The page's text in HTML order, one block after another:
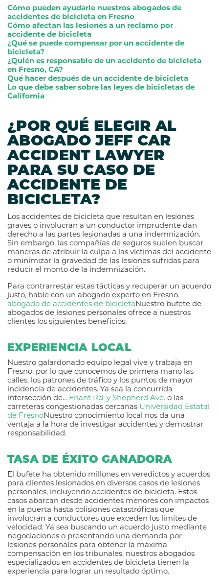
Cómo pueden ayudarle nuestros abogados de
accidentes de bicicleta en Fresno
Cómo afectan las lesiones a un reclamo por
accidente de bicicleta
¿Qué se puede compensar por un accidente de
bicicleta?
¿Quién es responsable de un accidente de bicicleta
en Fresno, CA?
Qué hacer después de un accidente de bicicleta
Lo que debe saber sobre las leyes de bicicletas de
California
¿POR QUÉ ELEGIR AL
ABOGADO JEFF CAR
ACCIDENT LAWYER
PARA SU CASO DE
ACCIDENTE DE
BICICLETA?
Los accidentes de bicicleta que resultan en lesiones
graves o involucran a un conductor imprudente dan
derecho a las partes lesionadas a una indemnización.
Sin embargo, las compañías de seguros suelen buscar
maneras de atribuir la culpa a las víctimas del accidente
o minimizar la gravedad de las lesiones sufridas para
reducir el monto de la indemnización.
Para contrarrestar estas tácticas y recuperar un acuerdo
justo, hable con un abogado experto en Fresno.
abogado de accidentes de bicicletaNuestro bufete de
abogados de lesiones personales ofrece a nuestros
clientes los siguientes beneficios.
EXPERIENCIA LOCAL
Nuestro galardonado equipo legal vive y trabaja en
Fresno, por lo que conocemos de primera mano las
calles, los patrones de tráfico y los puntos de mayor
incidencia de accidentes. Ya sea la concurrida
intersección de... Friant Rd. y Shepherd Ave. o las
carreteras congestionadas cercanas Universidad Estatal
de FresnoNuestro conocimiento local nos da una
ventaja a la hora de investigar accidentes y demostrar
responsabilidad.
TASA DE ÉXITO GANADORA
El bufete ha obtenido millones en veredictos y acuerdos
para clientes lesionados en diversos casos de lesiones
personales, incluyendo accidentes de bicicleta. Estos
casos abarcan desde accidentes menores con impactos
en la puerta hasta colisiones catastróficas que
involucran a conductores que exceden los límites de
velocidad. Ya sea buscando un acuerdo justo mediante
negociaciones o presentando una demanda por
lesiones personales para obtener la máxima
compensación en los tribunales, nuestros abogados
especializados en accidentes de bicicleta tienen la
experiencia para lograr un resultado óptimo.